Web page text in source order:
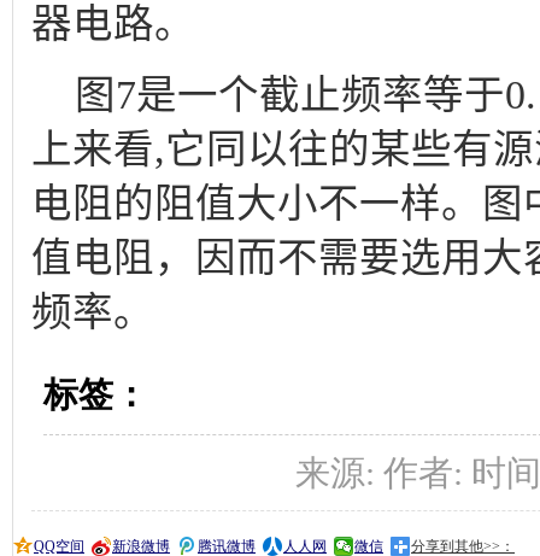
器电路。
图7是一个截止频率等于
上来看,它同以往的某些有
电阻的阻值大小不一样。
值电阻，因而不需要选用
频率。
标签：
来源: 作者: 时
QQ空间 新浪微博 腾讯微博 人人网 微信 分享到其他>>：